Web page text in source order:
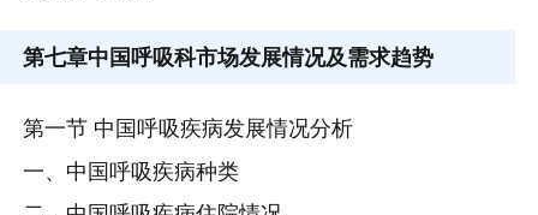
第七章中国呼吸科市场发展情况及需求趋势
第一节 中国呼吸疾病发展情况分析
一、中国呼吸疾病种类